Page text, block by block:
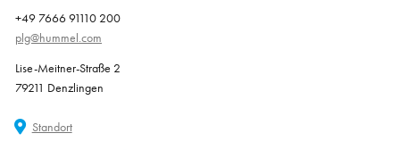
+49 7666 91110 200
plg@hummel.com
Lise-Meitner-Straße 2
79211 Denzlingen
Standort